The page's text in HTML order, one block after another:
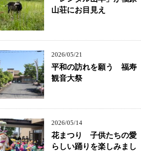
山荘にお目見え
2026/05/21
平和の訪れを願う 福寿
観音大祭
2026/05/14
花まつり 子供たちの愛
らしい踊りを楽しみまし